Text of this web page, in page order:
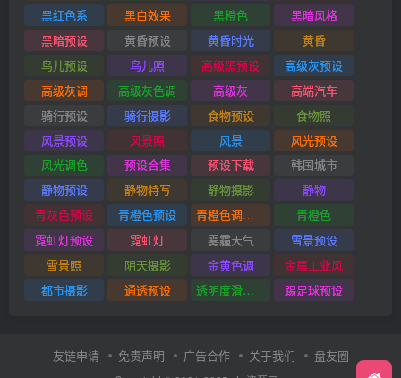
黑红色系
黑白效果 黑橙色
黑暗风格
黑暗预设
黄昏预设 黄昏时光
黄昏
鸟儿预设
鸟儿照 高级黑预设
高级灰预设
高级灰调
高级灰色调 高级灰
高端汽车
骑行预设
骑行摄影 食物预设
食物照
风景预设
风景照 风景
风光预设
风光调色
预设合集 预设下载
韩国城市
静物预设
静物特写 静物摄影
静物
青灰色预设
青橙色预设 青橙色调预设
青橙色
霓虹灯预设
霓虹灯 雾霾天气
雪景预设
雪景照
阴天摄影 金黄色调
金属工业风
都市摄影
通透预设 透明度滑块插件 踢足球预设
友链申请 免责声明 广告合作 关于我们 盘友圈